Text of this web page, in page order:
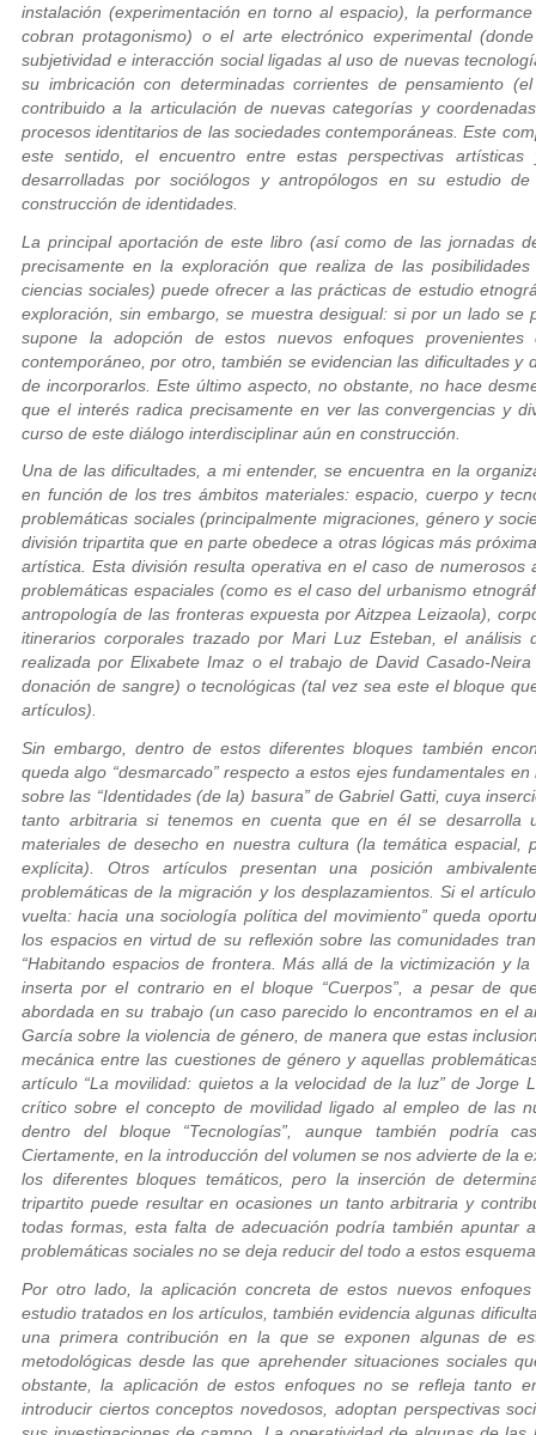
instalación (experimentación en torno al espacio), la
cobran protagonismo) o el arte electrónico experimental
subjetividad e interacción social ligadas al uso de nuevas
su imbricación con determinadas corrientes de pensamiento
contribuido a la articulación de nuevas categorías y
procesos identitarios de las sociedades contemporáneas. Este
este sentido, el encuentro entre estas perspectivas
desarrolladas por sociólogos y antropólogos en su estudio
construcción de identidades.
La principal aportación de este libro (así como de las jornadas
precisamente en la exploración que realiza de las
ciencias sociales) puede ofrecer a las prácticas de estudio
exploración, sin embargo, se muestra desigual: si por un lado se
supone la adopción de estos nuevos enfoques
contemporáneo, por otro, también se evidencian las dificultades y
de incorporarlos. Este último aspecto, no obstante, no hace
que el interés radica precisamente en ver las convergencias y
curso de este diálogo interdisciplinar aún en construcción.
Una de las dificultades, a mi entender, se encuentra en la
en función de los tres ámbitos materiales: espacio, cuerpo y
problemáticas sociales (principalmente migraciones, género y
división tripartita que en parte obedece a otras lógicas más
artística. Esta división resulta operativa en el caso de numerosos
problemáticas espaciales (como es el caso del urbanismo
antropología de las fronteras expuesta por Aitzpea Leizaola),
itinerarios corporales trazado por Mari Luz Esteban, el análisis
realizada por Elixabete Imaz o el trabajo de David Casado-
donación de sangre) o tecnológicas (tal vez sea este el bloque
artículos).
Sin embargo, dentro de estos diferentes bloques también
queda algo “desmarcado” respecto a estos ejes fundamentales
sobre las “Identidades (de la) basura” de Gabriel Gatti, cuya
tanto arbitraria si tenemos en cuenta que en él se desarrolla
materiales de desecho en nuestra cultura (la temática
explícita). Otros artículos presentan una posición
problemáticas de la migración y los desplazamientos. Si el
vuelta: hacia una sociología política del movimiento” queda
los espacios en virtud de su reflexión sobre las comunidades
“Habitando espacios de frontera. Más allá de la victimización y
inserta por el contrario en el bloque “Cuerpos”, a pesar de
abordada en su trabajo (un caso parecido lo encontramos en el
García sobre la violencia de género, de manera que estas
mecánica entre las cuestiones de género y aquellas
artículo “La movilidad: quietos a la velocidad de la luz” de Jorge
crítico sobre el concepto de movilidad ligado al empleo de las
dentro del bloque “Tecnologías”, aunque también podría
Ciertamente, en la introducción del volumen se nos advierte de la
los diferentes bloques temáticos, pero la inserción de
tripartito puede resultar en ocasiones un tanto arbitraria y
todas formas, esta falta de adecuación podría también apuntar
problemáticas sociales no se deja reducir del todo a estos
Por otro lado, la aplicación concreta de estos nuevos
estudio tratados en los artículos, también evidencia algunas
una primera contribución en la que se exponen algunas de
metodológicas desde las que aprehender situaciones sociales
obstante, la aplicación de estos enfoques no se refleja tanto
introducir ciertos conceptos novedosos, adoptan perspectivas